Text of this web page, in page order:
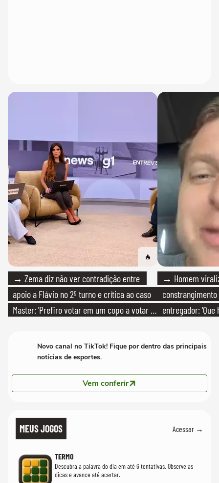
→ Zema diz não ver contradição entre
apoio a Flávio no 2º turno e crítica ao caso
Master: 'Prefiro votar em um copo a votar no
→ Homem
entregador: 'Que
Novo canal no TikTok! Fique por dentro das principais
notícias de esportes.
Vem conferir
MEUS JOGOS Acessar →
TERMO
Descubra a palavra do dia em até 6 tentativas. Observe as
dicas e avance até acertar.